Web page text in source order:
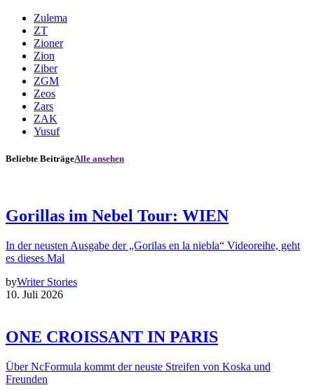
Zulema
ZT
Zioner
Zion
Ziber
ZGM
Zeos
Zars
ZAK
Yusuf
Beliebte BeiträgeAlle ansehen
Gorillas im Nebel Tour: WIEN
In der neusten Ausgabe der „Gorilas en la niebla“ Videoreihe, geht
es dieses Mal
byWriter Stories
10. Juli 2026
ONE CROISSANT IN PARIS
Über NcFormula kommt der neuste Streifen von Koska und
Freunden